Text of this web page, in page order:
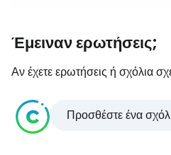
Έμειναν ερωτήσεις;
Αν έχετε ερωτήσεις ή σχόλια
Προσθέστε ένα